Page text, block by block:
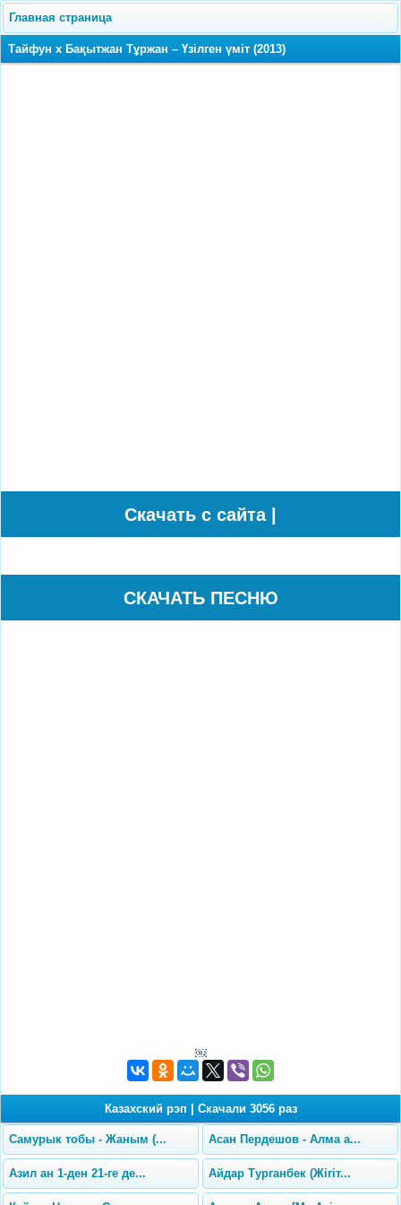
Главная страница
Тайфун x Бақытжан Тұржан – Үзілген үміт (2013)
Cкачать с сайта |
СКАЧАТЬ ПЕСНЮ
￼
Казахский рэп Скачали 3056 раз
Самурык тобы - Жаным (... Асан Пердешов - Алма а...
Азил ан 1-ден 21-ге де... Айдар Турганбек (Жiгiт...